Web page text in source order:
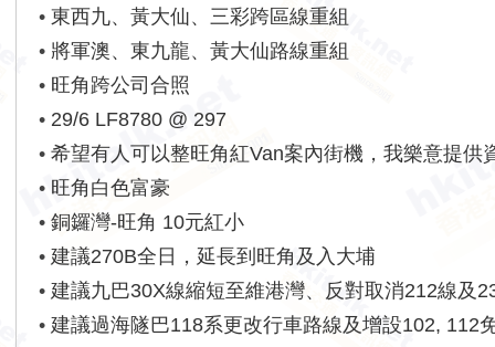
景）
•東西九、黃大仙、三彩跨區線重組
• 將軍澳、東九龍、黃大仙路線重組
• 旺角跨公司合照
• 29/6 LF8780 @ 297
•希望有人可以整旺角紅Van案內街機，我樂意提供
• 旺角白色富豪
•銅鑼灣-旺角 10元紅小
•建議270B全日，延長到旺角及入大埔
•建議九巴30X線縮短至維港灣、反對取消212線及
提速
•建議過海隧巴118系更改行車路線及增設102, 112